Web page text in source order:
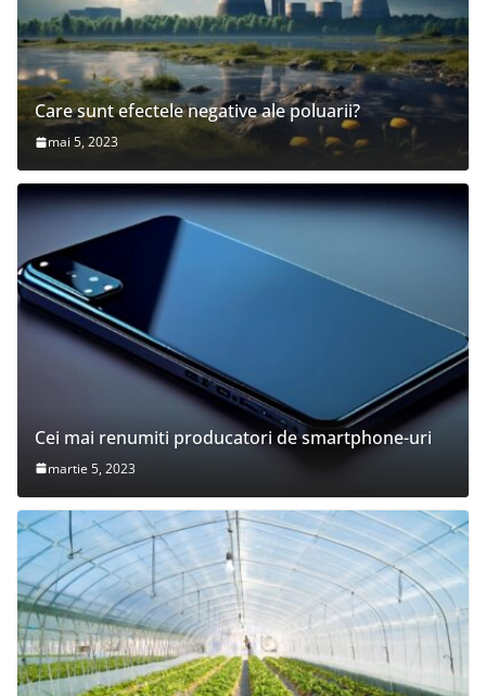
Care sunt efectele negative ale poluarii?
mai 5, 2023
Cei mai renumiti producatori de smartphone-uri
martie 5, 2023